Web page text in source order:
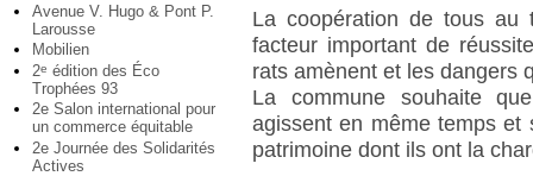
Avenue V. Hugo & Pont P.
Larousse
Mobilien
2e édition des Éco
Trophées 93
2e Salon international pour
un commerce équitable
2e Journée des Solidarités
Actives
La coopération de tous au
facteur important de
rats amènent et les dangers
La commune souhaite
agissent en même temps
patrimoine dont ils ont la